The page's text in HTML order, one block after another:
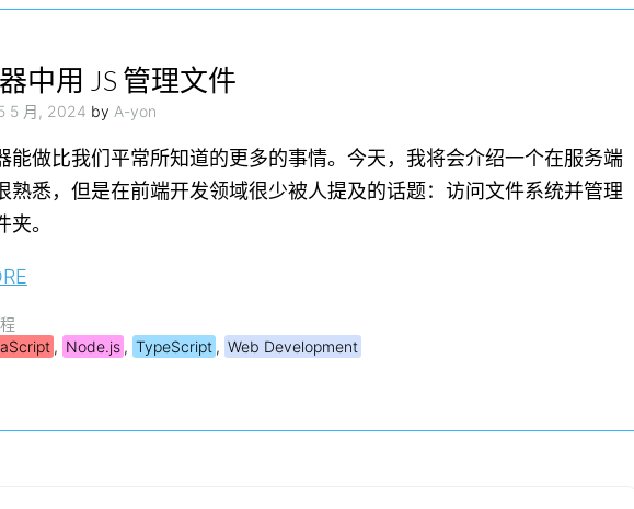
中用 JS 管理文件
5 月, 2024 by A-yon
能做比我们平常所知道的更多的事情。今天，我将会介绍一个在服务端
熟悉，但是在前端开发领域很少被人提及的话题：访问文件系统并管理
。
, Node.js , TypeScript , Web Development